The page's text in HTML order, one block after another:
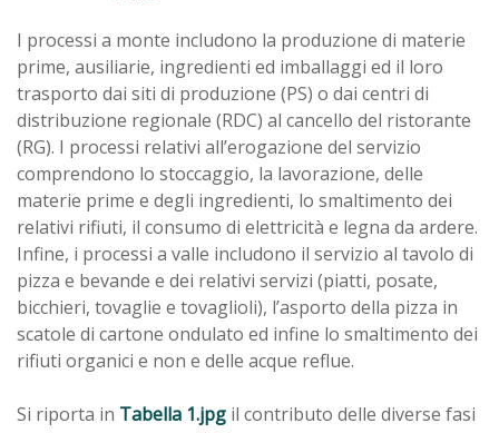
I processi a monte includono la produzione di materie
prime, ausiliarie, ingredienti ed imballaggi ed il loro
trasporto dai siti di produzione (PS) o dai centri di
distribuzione regionale (RDC) al cancello del ristorante
(RG). I processi relativi all’erogazione del servizio
comprendono lo stoccaggio, la lavorazione, delle
materie prime e degli ingredienti, lo smaltimento dei
relativi rifiuti, il consumo di elettricità e legna da ardere.
Infine, i processi a valle includono il servizio al tavolo di
pizza e bevande e dei relativi servizi (piatti, posate,
bicchieri, tovaglie e tovaglioli), l’asporto della pizza in
scatole di cartone ondulato ed infine lo smaltimento dei
rifiuti organici e non e delle acque reflue.
Si riporta in Tabella 1.jpg il contributo delle diverse fasi